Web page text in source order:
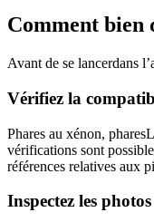
Comment bien
Avant de se lancerdans
Vérifiez la
Phares au xénon,
vérifications sont
références relatives aux
Inspectez les